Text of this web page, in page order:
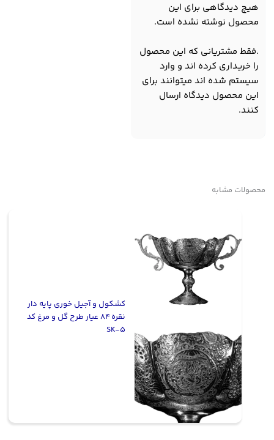
هیچ دیدگاهی برای این
محصول نوشته نشده است.
.فقط مشتریانی که این محصول
را خریداری کرده اند و وارد
سیستم شده اند میتوانند برای
این محصول دیدگاه ارسال
کنند.
محصولات مشابه
کشکول و آجیل خوری پایه دار
نقره 84 عیار طرح گل و مرغ کد
SK-5